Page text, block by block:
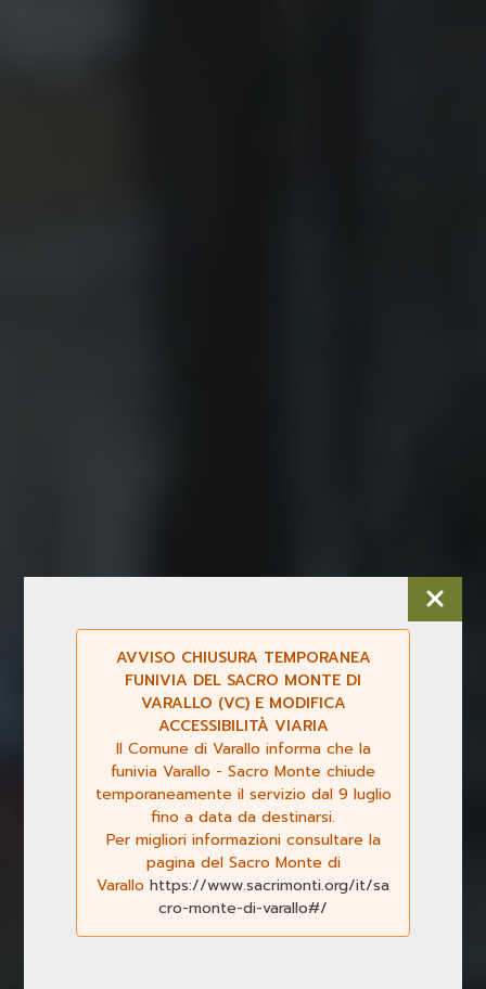
AVVISO CHIUSURA TEMPORANEA
FUNIVIA DEL SACRO MONTE DI
VARALLO (VC) E MODIFICA
ACCESSIBILITÀ VIARIA
Il Comune di Varallo informa che la
funivia Varallo - Sacro Monte chiude
temporaneamente il servizio dal 9 luglio
fino a data da destinarsi.
Per migliori informazioni consultare la
pagina del Sacro Monte di
Varallo https://www.sacrimonti.org/it/sa
cro-monte-di-varallo#/